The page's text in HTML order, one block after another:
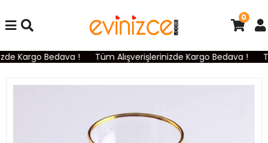
Kargo Bedava ! Tüm Alışverişlerinizde Kargo Bedava !
0